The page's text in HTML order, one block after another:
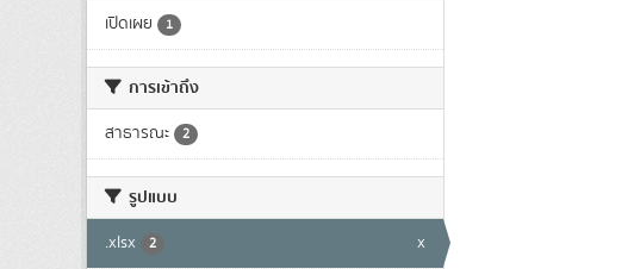
เปิดเผย 1
การเข้าถึง
สาธารณะ 2
รูปแบบ
.xlsx 2 x